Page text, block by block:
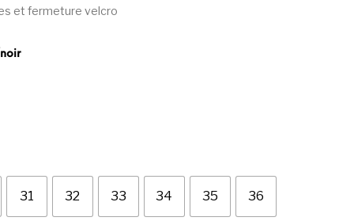
et fermeture velcro
31 32 33 34 35 36